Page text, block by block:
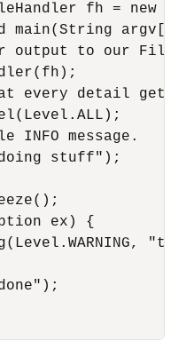
fh = new
main(String
output to our
every detail gets
INFO message.
stuff");
ex) {